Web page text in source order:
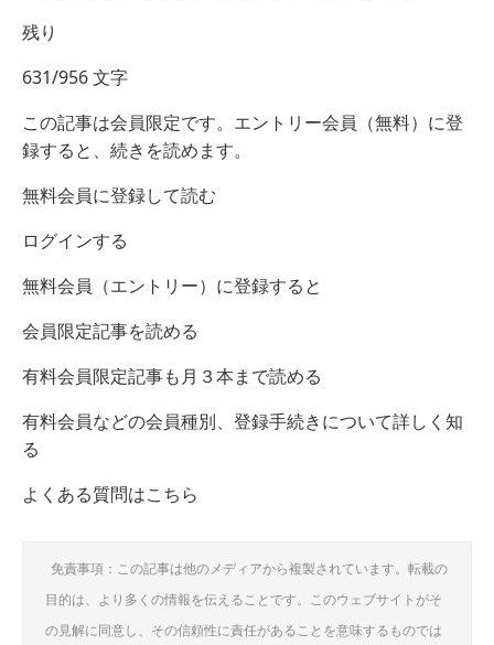
残り
631/956 文字
この記事は会員限定です。エントリー会員（無料）に登
録すると、続きを読めます。
無料会員に登録して読む
ログインする
無料会員（エントリー）に登録すると
会員限定記事を読める
有料会員限定記事も月３本まで読める
有料会員などの会員種別、登録手続きについて詳しく知
る
よくある質問はこちら
免責事項：この記事は他のメディアから複製されています。転載の
目的は、より多くの情報を伝えることです。このウェブサイトがそ
の見解に同意し、その信頼性に責任があることを意味するものでは